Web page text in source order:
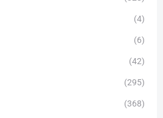
(4)
(6)
(42)
(295)
(368)